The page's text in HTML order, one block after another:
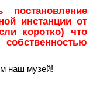
инстанции от
коротко) что
наш музей!